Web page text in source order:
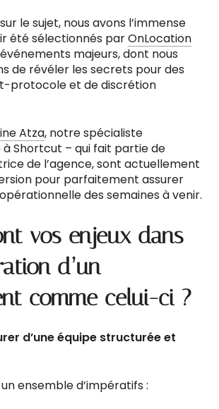
le sujet, nous avons l’immense
été sélectionnés parOnLocation
majeurs, dont nous
de révéler les secrets pour des
protocole et de discrétion
Atza, notre spécialiste
Shortcut – qui fait partie de
de l’agence, sont actuellement
pour parfaitement assurer
des semaines à venir.
vos enjeux dans
d’un
comme celui-ci ?
d’une équipe structurée et
ensemble d’impératifs :